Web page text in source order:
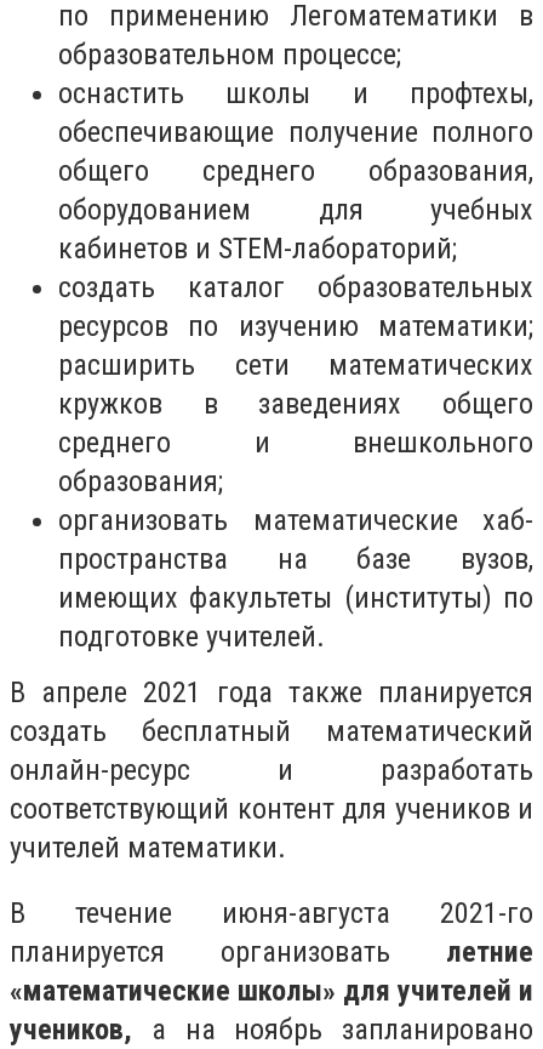
по применению Легоматематики в
образовательном процессе;
оснастить школы и профтехы,
обеспечивающие получение полного
общего среднего образования,
оборудованием для учебных
кабинетов и STEM-лабораторий;
создать каталог образовательных
ресурсов по изучению математики;
расширить сети математических
кружков в заведениях общего
среднего и внешкольного
образования;
организовать математические хаб-
пространства на базе вузов,
имеющих факультеты (институты) по
подготовке учителей.
В апреле 2021 года также планируется
создать бесплатный математический
онлайн-ресурс и разработать
соответствующий контент для учеников и
учителей математики.
В течение июня-августа 2021-го
планируется организовать летние
«математические школы» для учителей и
учеников, а на ноябрь запланировано